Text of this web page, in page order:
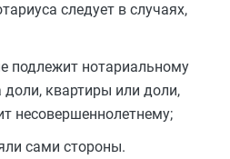
следует в случаях,
подлежит нотариальному
квартиры или доли,
несовершеннолетнему;
сами стороны.